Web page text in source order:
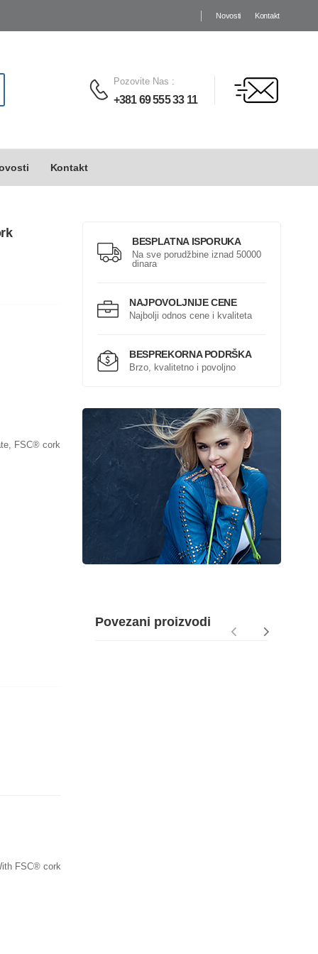
Novosti Kontakt
Pozovite Nas :
+381 69 555 33 11
Kontakt
FSC® cork
FSC® cork
BESPLATNA ISPORUKA
Na sve porudžbine iznad 50000
dinara
NAJPOVOLJNIJE CENE
Najbolji odnos cene i kvaliteta
BESPREKORNA PODRŠKA
Brzo, kvalitetno i povoljno
Povezani proizvodi